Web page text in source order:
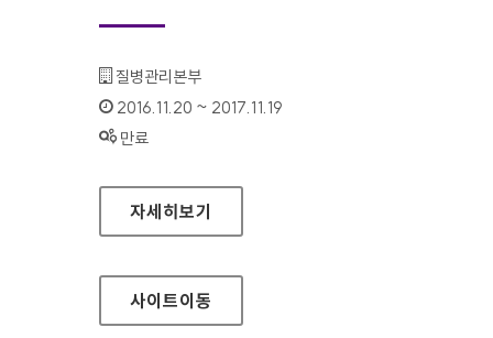
기관명 :
질병관리본부
인증기간 :
2016.11.20 ~ 2017.11.19
상태 :
만료
질병관리본부 대표 홈페이지
자세히보기
사이트이동